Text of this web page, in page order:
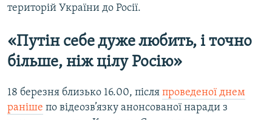
територій України до Росії.
«Путін себе дуже любить, і точно
більше, ніж цілу Росію»
18 березня близько 16.00, після проведеної днем
раніше по відеозв’язку анонсованої наради з